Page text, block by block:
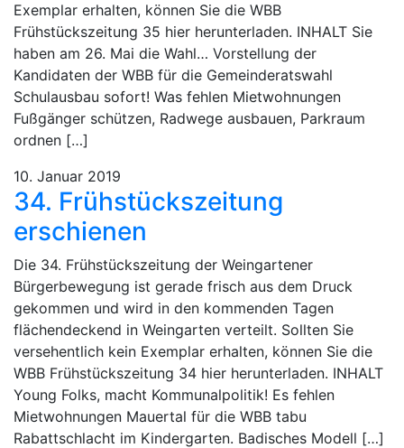
Exemplar erhalten, können Sie die WBB
Frühstückszeitung 35 hier herunterladen. INHALT Sie
haben am 26. Mai die Wahl… Vorstellung der
Kandidaten der WBB für die Gemeinderatswahl
Schulausbau sofort! Was fehlen Mietwohnungen
Fußgänger schützen, Radwege ausbauen, Parkraum
ordnen […]
10. Januar 2019
34. Frühstückszeitung
erschienen
Die 34. Frühstückszeitung der Weingartener
Bürgerbewegung ist gerade frisch aus dem Druck
gekommen und wird in den kommenden Tagen
flächendeckend in Weingarten verteilt. Sollten Sie
versehentlich kein Exemplar erhalten, können Sie die
WBB Frühstückszeitung 34 hier herunterladen. INHALT
Young Folks, macht Kommunalpolitik! Es fehlen
Mietwohnungen Mauertal für die WBB tabu
Rabattschlacht im Kindergarten. Badisches Modell […]